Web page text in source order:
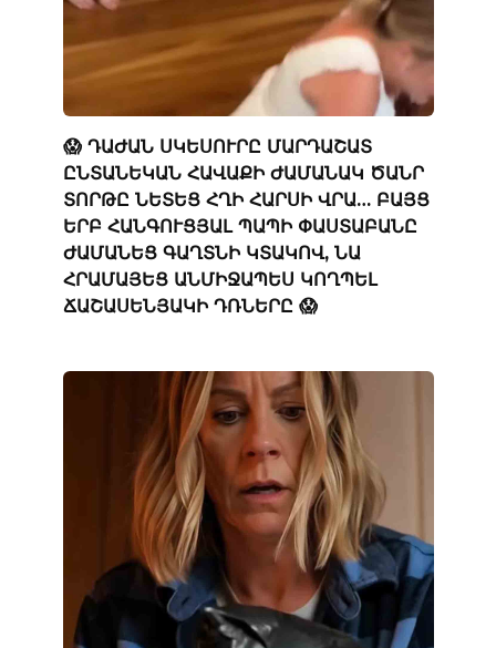
😱 ԴԱԺԱՆ ՍԿԵՍՈՒՐԸ ՄԱՐԴԱՇԱՏ
ԸՆՏԱՆԵԿԱՆ ՀԱՎԱՔԻ ԺԱՄԱՆԱԿ ԾԱՆՐ
ՏՈՐԹԸ ՆԵՏԵՑ ՀՂԻ ՀԱՐՍԻ ՎՐԱ… ԲԱՅՑ
ԵՐԲ ՀԱՆԳՈՒՑՅԱԼ ՊԱՊԻ ՓԱՍՏԱԲԱՆԸ
ԺԱՄԱՆԵՑ ԳԱՂՏՆԻ ԿՏԱԿՈՎ, ՆԱ
ՀՐԱՄԱՅԵՑ ԱՆՄԻՋԱՊԵՍ ԿՈՂՊԵԼ
ՃԱՇԱՍԵՆՅԱԿԻ ԴՌՆԵՐԸ 😱